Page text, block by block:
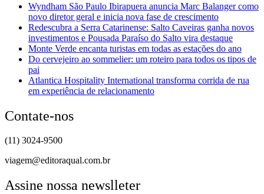
Wyndham São Paulo Ibirapuera anuncia Marc Balanger como
novo diretor geral e inicia nova fase de crescimento
Redescubra a Serra Catarinense: Salto Caveiras ganha novos
investimentos e Pousada Paraíso do Salto vira destaque
Monte Verde encanta turistas em todas as estações do ano
Do cervejeiro ao sommelier: um roteiro para todos os tipos de
pai
Atlantica Hospitality International transforma corrida de rua
em experiência de relacionamento
Contate-nos
(11) 3024-9500
viagem@editoraqual.com.br
Assine nossa newslleter